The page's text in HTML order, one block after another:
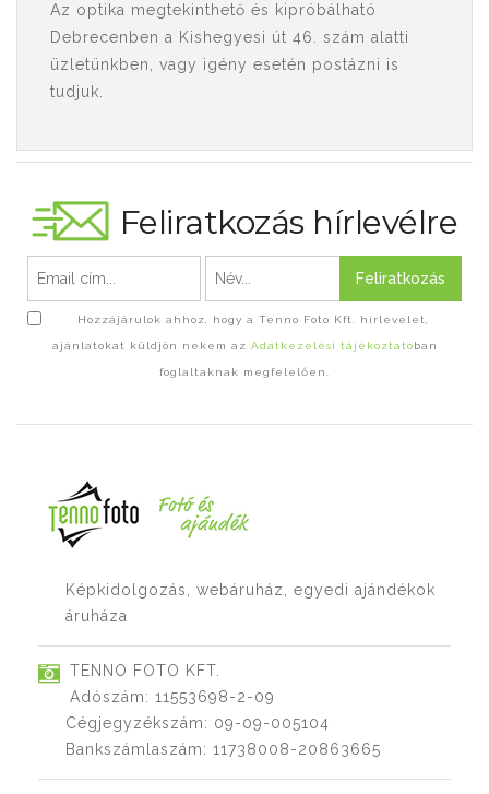
Az optika megtekinthető és kipróbálható
Debrecenben a Kishegyesi út 46. szám alatti
üzletünkben, vagy igény esetén postázni is
tudjuk.
Feliratkozás hírlevélre
Feliratkozás
Hozzájárulok ahhoz, hogy a Tenno Foto Kft. hírlevelet,
ajánlatokat küldjön nekem az Adatkezelési tájékoztatóban
foglaltaknak megfelelően.
Képkidolgozás, webáruház, egyedi ajándékok
áruháza
TENNO FOTO KFT.
Adószám: 11553698-2-09
Cégjegyzékszám: 09-09-005104
Bankszámlaszám: 11738008-20863665